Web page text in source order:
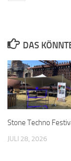
DAS
Stone Techno
JULI 28, 2026